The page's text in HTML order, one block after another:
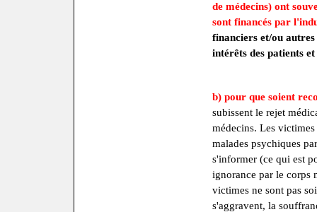
de médecins) ont
sont financés par
financiers et/ou autres
intérêts des patients
b) pour que soient
subissent le rejet
médecins. Les
malades psychiques
s'informer (ce qui est
ignorance par le corps
victimes ne sont pas
s'aggravent, la